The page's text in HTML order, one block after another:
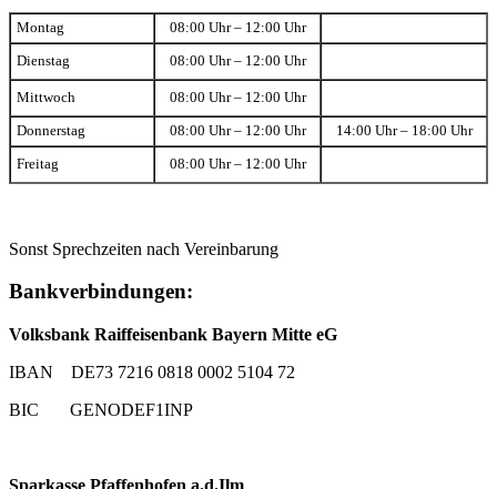
Montag 08:00 Uhr – 12:00 Uhr
Dienstag 08:00 Uhr – 12:00 Uhr
Mittwoch 08:00 Uhr – 12:00 Uhr
Donnerstag 08:00 Uhr – 12:00 Uhr 14:00 Uhr – 18:00 Uhr
Freitag 08:00 Uhr – 12:00 Uhr
Sonst Sprechzeiten nach Vereinbarung
Bankverbindungen:
Volksbank Raiffeisenbank Bayern Mitte eG
IBAN DE73 7216 0818 0002 5104 72
BIC GENODEF1INP
Sparkasse Pfaffenhofen a.d.Ilm